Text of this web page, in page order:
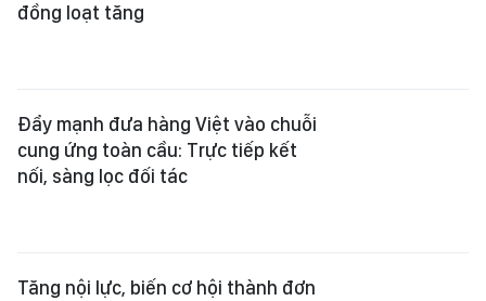
đồng loạt tăng
Đẩy mạnh đưa hàng Việt vào chuỗi
cung ứng toàn cầu: Trực tiếp kết
nối, sàng lọc đối tác
Tăng nội lực, biến cơ hội thành đơn